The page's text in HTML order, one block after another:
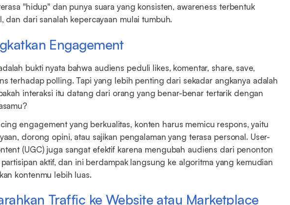
"hidup" dan punya suara yang konsisten, awareness terbentuk
dan dari sanalah kepercayaan mulai tumbuh.
Engagement
bukti nyata bahwa audiens peduli likes, komentar, share, save,
terhadap polling. Tapi yang lebih penting dari sekadar angkanya adalah
interaksi itu datang dari orang yang benar-benar tertarik dengan
engagement yang berkualitas, konten harus memicu respons, yaitu
dorong opini, atau sajikan pengalaman yang terasa personal. User-
(UGC) juga sangat efektif karena mengubah audiens dari penonton
aktif, dan ini berdampak langsung ke algoritma yang kemudian
kontenmu lebih luas.
Traffic ke Website atau Marketplace